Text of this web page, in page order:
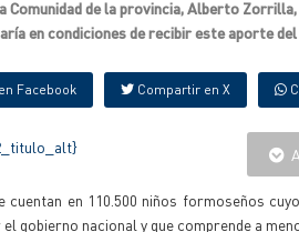
Comunidad de la provincia, Alberto
en condiciones de recibir este aporte
Facebook Compartir en X
cuentan en 110.500 niños formoseños
gobierno nacional y que comprende a